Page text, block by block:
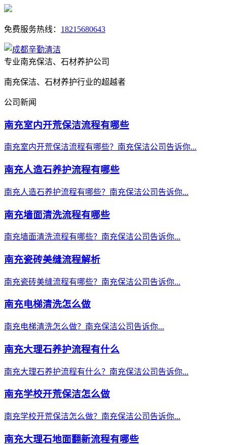
免费服务热线： 18215680643
专业南充保洁、石材养护公司
南充保洁、石材养护行业的超越者
公司新闻
南充室内开荒保洁流程有哪些
南充室内开荒保洁流程有哪些？南充保洁公司告诉你...
南充人造石养护流程有哪些
南充人造石养护流程有哪些？南充保洁公司告诉你...
南充墙面清洗流程有哪些
南充墙面清洗流程有哪些？南充保洁公司告诉你...
南充瓷砖美缝流程解析
南充瓷砖美缝流程有哪些？南充保洁公司告诉你...
南充电梯清洗怎么做
南充电梯清洗怎么做？南充保洁公司告诉你...
南充大理石养护流程有什么
南充大理石养护流程有什么？南充保洁公司告诉你...
南充学校开荒保洁怎么做
南充学校开荒保洁怎么做？南充保洁公司告诉你...
南充大理石地面翻新流程有哪些